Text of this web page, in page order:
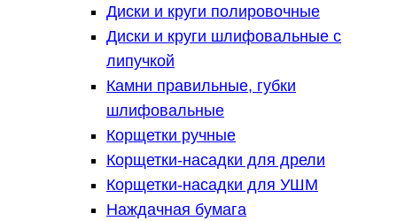
Диски и круги полировочные
Диски и круги шлифовальные с
липучкой
Камни правильные, губки
шлифовальные
Корщетки ручные
Корщетки-насадки для дрели
Корщетки-насадки для УШМ
Наждачная бумага